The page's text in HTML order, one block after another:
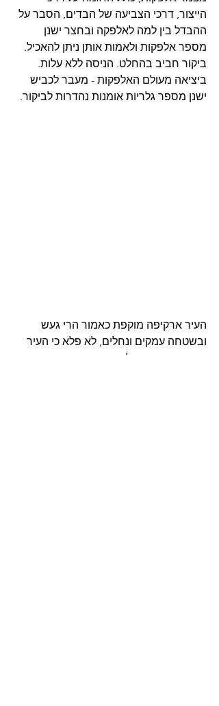
הייצור, דרכי הצביעה של הבדים, הסבר על
ההבדל בין למה לאלפקה ובחצר ישנן
מספר אלפקות ולאמות אותן ניתן להאכיל.
ביקור חביב בהחלט. הניסה ללא עלות.
ביציאה מעולם האלפקות - מעבר לכביש
ישנן מספר גלריות אומנות נהדרות לביקור.
העיר ארקיפה מוקפת כאמור הרי געש
ובשטחה עמקים ונחלים, לא פלא כי העיר
מציעה מספר טיילות מהן נשקף נוף פנורמי